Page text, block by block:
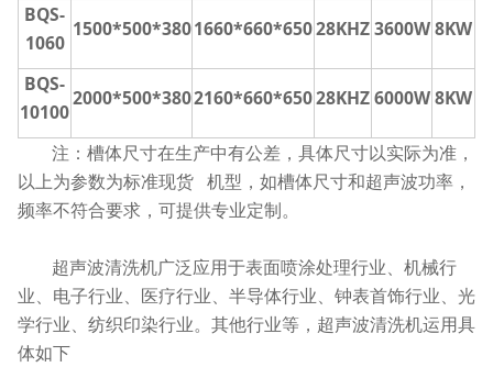
BQS-
1060
1500*500*3801660*660*65028KHZ3600W 8KW
BQS-
10100
2000*500*3802160*660*65028KHZ6000W 8KW
注：槽体尺寸在生产中有公差，具体尺寸以实际为准，
以上为参数为标准现货 机型，如槽体尺寸和超声波功率，
频率不符合要求，可提供专业定制。
超声波清洗机广泛应用于表面喷涂处理行业、机械行
业、电子行业、医疗行业、半导体行业、钟表首饰行业、光
学行业、纺织印染行业。其他行业等，超声波清洗机运用具
体如下